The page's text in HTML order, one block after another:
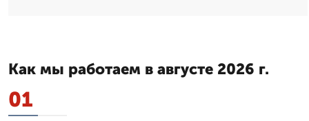
Как мы работаем в августе 2026 г.
01